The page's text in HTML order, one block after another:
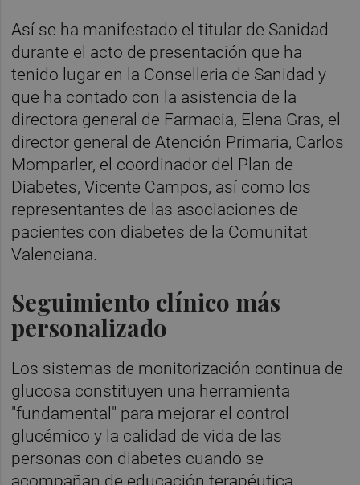
Así se ha manifestado el titular de Sanidad
durante el acto de presentación que ha
tenido lugar en la Conselleria de Sanidad y
que ha contado con la asistencia de la
directora general de Farmacia, Elena Gras, el
director general de Atención Primaria, Carlos
Momparler, el coordinador del Plan de
Diabetes, Vicente Campos, así como los
representantes de las asociaciones de
pacientes con diabetes de la Comunitat
Valenciana.
Seguimiento clínico más
personalizado
Los sistemas de monitorización continua de
glucosa constituyen una herramienta
"fundamental" para mejorar el control
glucémico y la calidad de vida de las
personas con diabetes cuando se
acompañan de educación terapéutica